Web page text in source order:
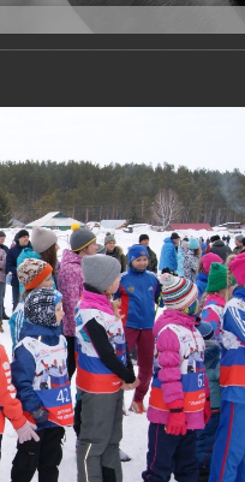
Задать вопрос
Базы данных